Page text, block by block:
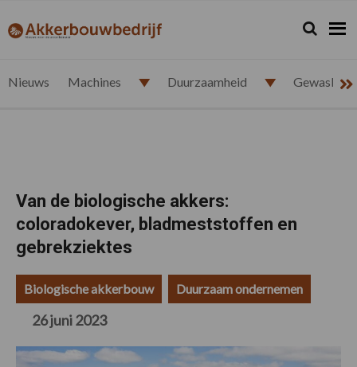
de
de
de
de
akkerbouwbedrijf.nl Zoeken...
Zoek
Nieuws Machines Duurzaamheid
Van de biologische akkers:
coloradokever, bladmeststoffen en
gebrekziektes
Biologische akkerbouw Duurzaam ondernemen
26 juni 2023